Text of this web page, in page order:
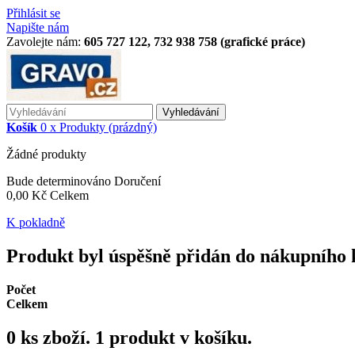
Přihlásit se
Napište nám
Zavolejte nám: 605 727 122, 732 938 758 (grafické práce)
Vyhledávání
Košík 0 x Produkty (prázdný)
Žádné produkty
Bude determinováno Doručení
0,00 Kč Celkem
K pokladně
Produkt byl úspěšně přidán do nákupního
Počet
Celkem
0 ks zboží. 1 produkt v košíku.